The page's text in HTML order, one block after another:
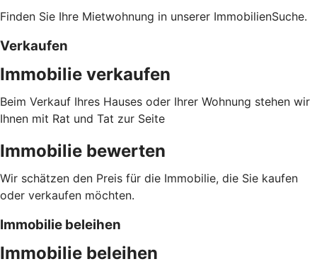
Finden Sie Ihre Mietwohnung in unserer ImmobilienSuche.
Verkaufen
Immobilie verkaufen
Beim Verkauf Ihres Hauses oder Ihrer Wohnung stehen wir
Ihnen mit Rat und Tat zur Seite
Immobilie bewerten
Wir schätzen den Preis für die Immobilie, die Sie kaufen
oder verkaufen möchten.
Immobilie beleihen
Immobilie beleihen